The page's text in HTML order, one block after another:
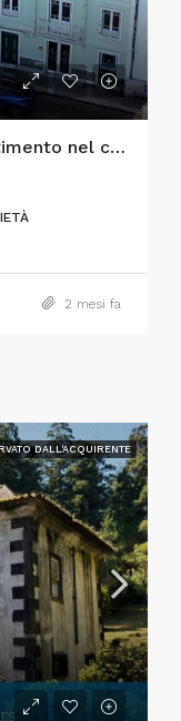
🌟 Ottima opportunità di investimento nel cuore di Horta, Isola di Faial 🌟
2 mesi fa
DALL'ACQUIRENTE